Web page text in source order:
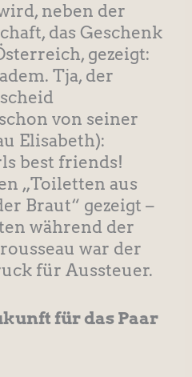
neben der
das Geschenk
gezeigt:
Tja, der
von seiner
Elisabeth):
best friends!
„Toiletten aus
Braut“ gezeigt –
während der
war der
für Aussteuer.
für das Paar